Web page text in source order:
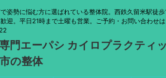
姿勢に悩む方に選ばれている整体院。西鉄久留米駅徒歩
迎。平日21時まで土曜も営業。ご予約・お問い合わせは
門エーパシ カイロプラクティッ
の整体